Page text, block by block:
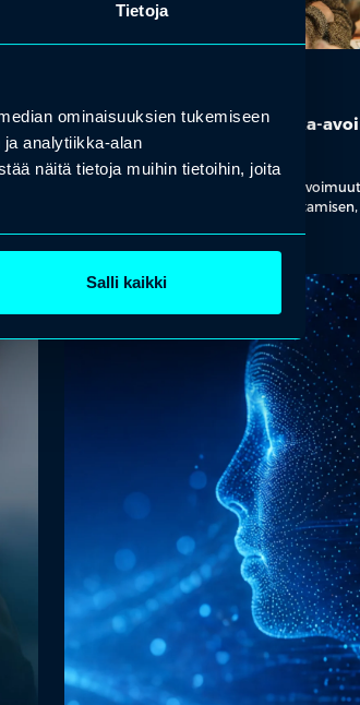
Tietoja
ominaisuuksien tukemiseen
analytiikka-alan
näitä tietoja muihin tietoihin, joita
Salli kaikki
Webinaari & Checklist: Palkka-
käytännössä
Webinaarissa pureudumme palkka-
käytännönläheisesti – kulttuurin,